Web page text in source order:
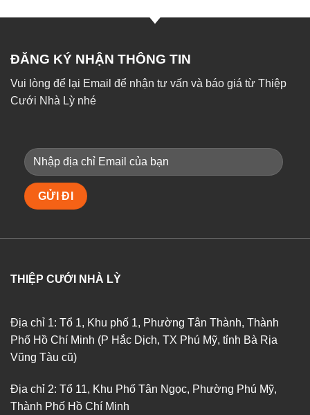
3,000₫.
ĐĂNG KÝ NHẬN THÔNG TIN
Vui lòng để lại Email để nhận tư vấn và báo giá từ Thiệp
Cưới Nhà Lỳ nhé
THIỆP CƯỚI NHÀ LỲ
Địa chỉ 1: Tổ 1, Khu phố 1, Phường Tân Thành, Thành
Phố Hồ Chí Minh (P Hắc Dịch, TX Phú Mỹ, tỉnh Bà Rịa
Vũng Tàu cũ)
Địa chỉ 2: Tổ 11, Khu Phố Tân Ngọc, Phường Phú Mỹ,
Thành Phố Hồ Chí Minh